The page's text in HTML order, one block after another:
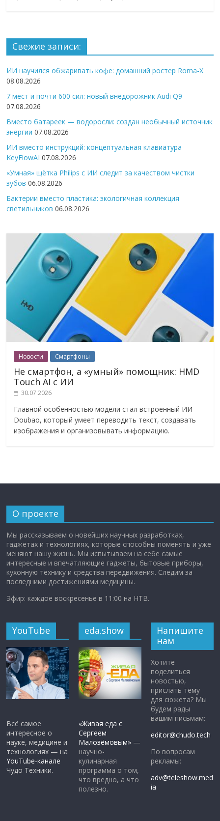
Свежие записи:
ИИ научился обжаривать кофе: домашний ростер Roma-X
08.08.2026
7 мест и почти 600 сил: новый внедорожник Audi Q9
07.08.2026
Вместо батареек — водоросли: создан необычный источник
энергии 07.08.2026
ИИ вместо инструкций: концептуальная клавиатура
KeyFlowAI 07.08.2026
«Умная» щётка Philips с ИИ следит за качеством чистки
зубов 06.08.2026
Бактерии вместо пластика: экологичная коллекция
светильников 06.08.2026
Новости Смартфоны
Не смартфон, а «умный» помощник: HMD
Touch AI с ИИ
30.07.2026
Главной особенностью модели стал встроенный ИИ
Doubao, который умеет переводить текст, создавать
изображения и организовывать информацию.
О проекте
Мы рассказываем о новейших научных разработках,
гаджетах и технологиях, которые способны поменять и уже
меняют нашу жизнь. Мы испытываем на себе самые
интересные и впечатляющие гаджеты, бытовые приборы,
кухонную технику и средства передвижения. Следим за
последними достижениями медицины.
Эфир: каждое воскресенье в 11:00 на НТВ.
YouTube
Всё самое
интересное о
науке, медицине и
технологиях — на
YouTube-канале
Чудо Техники.
eda.show
«Живая еда с
Сергеем
Малозёмовым» —
научно-
кулинарная
программа о том,
что вредно, а что
полезно.
Напишите
нам
Хотите
поделиться
новостью,
прислать тему
для сюжета? Мы
будем рады
вашим письмам:
editor@chudo.tech
По вопросам
рекламы:
adv@teleshow.med
ia